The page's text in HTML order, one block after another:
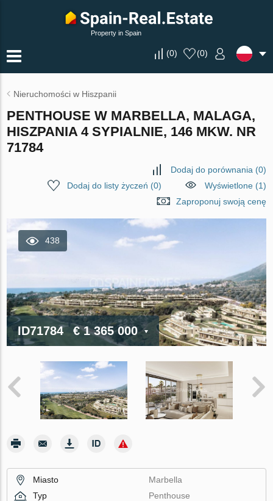
Property in Spain
(0) (0)
Nieruchomości w Hiszpanii
PENTHOUSE W MARBELLA, MALAGA,
HISZPANIA 4 SYPIALNIE, 146 MKW. NR
71784
Dodaj do porównania (0)
Dodaj do listy życzeń (0)
Wyświetlone (1)
Zaproponuj swoją cenę
438
ID71784 € 1 365 000
Miasto
Marbella
Typ
Penthouse